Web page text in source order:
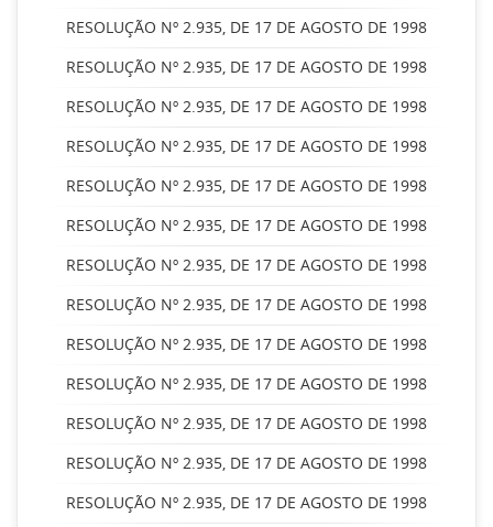
RESOLUÇÃO Nº 2.935, DE 17 DE AGOSTO DE 1998
RESOLUÇÃO Nº 2.935, DE 17 DE AGOSTO DE 1998
RESOLUÇÃO Nº 2.935, DE 17 DE AGOSTO DE 1998
RESOLUÇÃO Nº 2.935, DE 17 DE AGOSTO DE 1998
RESOLUÇÃO Nº 2.935, DE 17 DE AGOSTO DE 1998
RESOLUÇÃO Nº 2.935, DE 17 DE AGOSTO DE 1998
RESOLUÇÃO Nº 2.935, DE 17 DE AGOSTO DE 1998
RESOLUÇÃO Nº 2.935, DE 17 DE AGOSTO DE 1998
RESOLUÇÃO Nº 2.935, DE 17 DE AGOSTO DE 1998
RESOLUÇÃO Nº 2.935, DE 17 DE AGOSTO DE 1998
RESOLUÇÃO Nº 2.935, DE 17 DE AGOSTO DE 1998
RESOLUÇÃO Nº 2.935, DE 17 DE AGOSTO DE 1998
RESOLUÇÃO Nº 2.935, DE 17 DE AGOSTO DE 1998